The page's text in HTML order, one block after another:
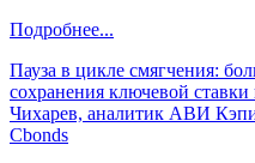
Подробнее...
Пауза в цикле смягчения:
сохранения ключевой
Чихарев, аналитик АВИ
Cbonds